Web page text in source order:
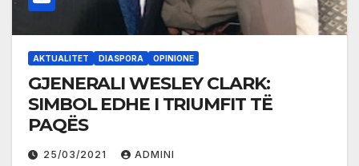
AKTUALITET DIASPORA OPINIONE
GJENERALI WESLEY CLARK:
SIMBOL EDHE I TRIUMFIT TË
PAQËS
25/03/2021 ADMINI